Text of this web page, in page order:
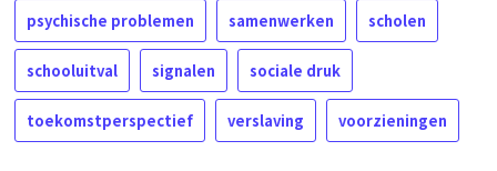
psychische problemen samenwerken scholen
schooluitval signalen sociale druk
toekomstperspectief verslaving voorzieningen